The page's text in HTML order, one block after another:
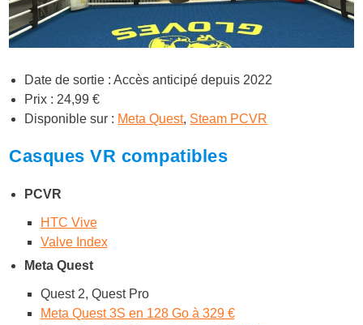
Date de sortie : Accès anticipé depuis 2022
Prix : 24,99 €
Disponible sur : Meta Quest, Steam PCVR
Casques VR compatibles
PCVR
HTC Vive
Valve Index
Meta Quest
Quest 2, Quest Pro
Meta Quest 3S en 128 Go à 329 €